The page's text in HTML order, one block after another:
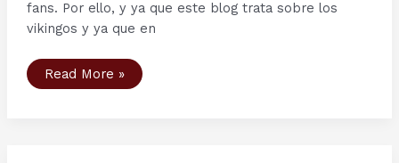
fans. Por ello, y ya que este blog trata sobre los
vikingos y ya que en
Segunda
Temporada
Read More »